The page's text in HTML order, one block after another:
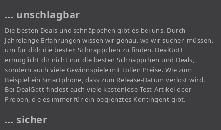
… unschlagbar
Die besten Deals und schnäppchen gibt es bei uns. Durch
Jahrelange Erfahrungen wissen wir genau, wo wir suchen müssen,
um für dich die besten Schnäppchen zu finden. DealGott
ermöglicht dir nicht nur die besten Schnäppchen und Deals,
sondern auch viele Gewinnspiele mit tollen Preise. Wie zum
Beispiel ein Smartphone, dass zum Release-Datum verlost wird.
Bei DealGott findest auch viele kostenlose Test-Artikel oder
Proben, die es immer für ein begrenztes Kontingent gibt.
… sicher